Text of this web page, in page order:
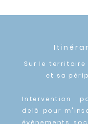
Sur le territoire
et sa
Intervention
delà pour
évènements